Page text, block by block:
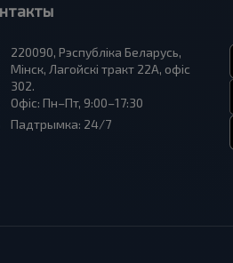
220090, Рэспубліка Беларусь,
Мінск, Лагойскі тракт 22A, офіс
302.
Офіс: Пн–Пт, 9:00–17:30
Падтрымка: 24/7